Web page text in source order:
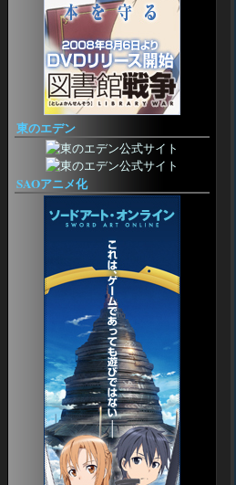
EQ2 Spells III
EQ2 Craft
アーティザン
ら・もずくなEQ2
EQ2 Artisan
EQ2 Recipe
クエスト
EQ2JE @Wiki
べるめも
EQ2 M and Q
Allakhazam's EQII
Heritage
Prismatic
EQ2 OGaming
センスが無い！
アバウトなEQ2日記
EQ2ブログ集（ライブドア）
その他
EQ2用語集
EQⅡ日本語版【初心者ガイド】
An EverQuest Island
EQ2 Craft
EQII 研究所（仮）
EQII 日本語版メモ
ねっとげーむのえいかいわ。新版
ローブ画像コレクション
馬ガイド
EQ2 Raidmobs
EQ2ペットカタログ
東のエデン
SAOアニメ化